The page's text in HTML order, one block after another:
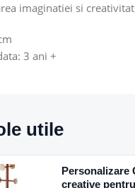
imaginatiei si
3 ani +
utile
Personalizare
creative